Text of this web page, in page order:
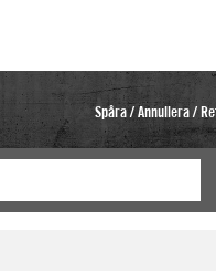
Spåra / Annullera /